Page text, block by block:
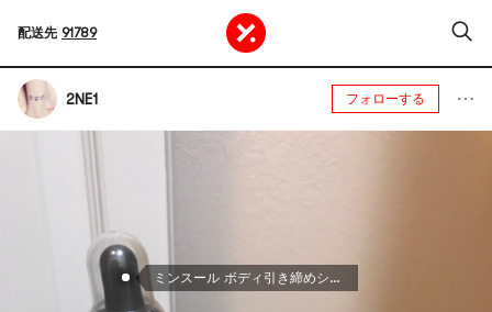
配送先 91789
2NE1 フォローする
ミンスール ボディ引き締めシェイプセラム プラス 100ml